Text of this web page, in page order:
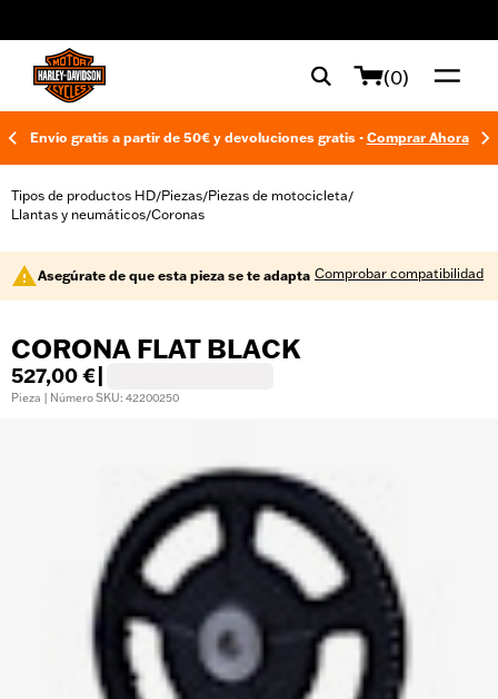
(0)
Envío gratis a partir de 50€ y devoluciones gratis - Comprar Ahora
Tipos de productos HD/Piezas/Piezas de motocicleta/
Llantas y neumáticos/Coronas
Asegúrate de que esta pieza se te adapta Comprobar compatibilidad
CORONA FLAT BLACK
527,00 €
Pieza | Número SKU: 42200250